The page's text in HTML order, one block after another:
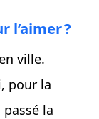
l’aimer ?
ville.
pour la
la